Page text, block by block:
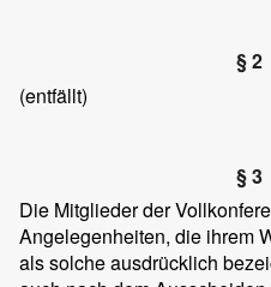
§ 2
(entfällt)
§ 3
Die Mitglieder der
Angelegenheiten, die ihrem
als solche ausdrücklich